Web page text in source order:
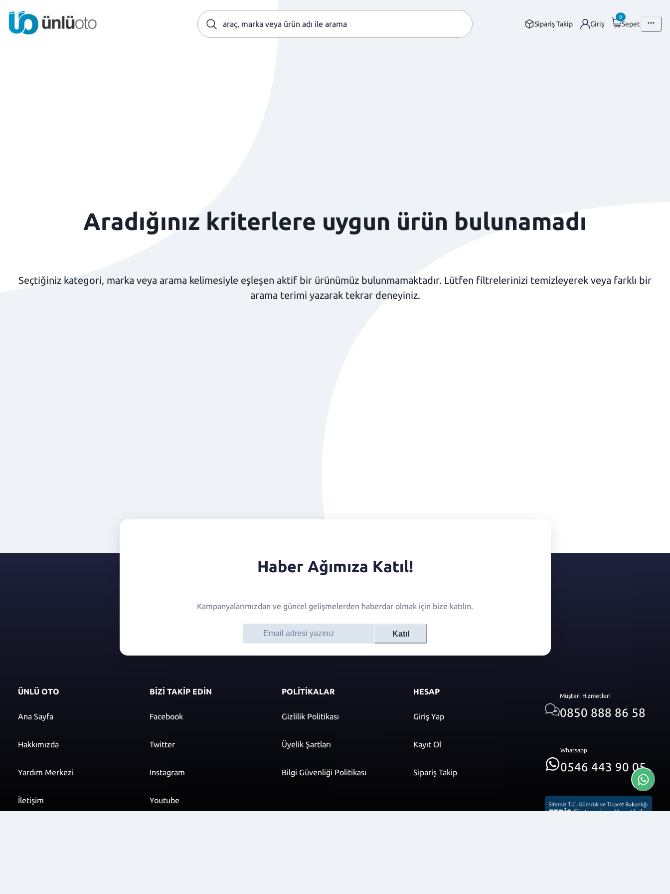
Sipariş Takip Giriş
0
Sepet
Aradığınız kriterlere uygun ürün bulunamadı
Seçtiğiniz kategori, marka veya arama kelimesiyle eşleşen aktif bir ürünümüz bulunmamaktadır. Lütfen filtrelerinizi temizleyerek veya farklı bir
arama terimi yazarak tekrar deneyiniz.
Haber Ağımıza Katıl!
Kampanyalarımızdan ve güncel gelişmelerden haberdar olmak için bize katılın.
Katıl
ÜNLÜ OTO
Ana Sayfa
Hakkımızda
Yardım Merkezi
İletişim
BİZİ TAKİP EDİN
Facebook
Twitter
Instagram
Youtube
POLİTİKALAR
Gizlilik Politikası
Üyelik Şartları
Bilgi Güvenliği Politikası
HESAP
Giriş Yap
Kayıt Ol
Sipariş Takip
Müşteri Hizmetleri
0850 888 86 58
Whatsapp
0546 443 90 05